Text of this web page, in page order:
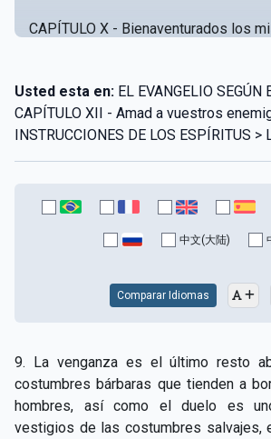
CAPÍTULO X - Bienaventurados los
CAPÍTULO XII - Amad a vuestros
CAPÍTULO XIII - No sepa tu izquierda
derecha
CAPÍTULO XIV - Honra a tu padre y a
CAPÍTULO XV - Sin caridad no hay
CAPÍTULO XVIII - Muchos son los
los escogidos
CAPÍTULO XIX - La fe transporta las
Usted esta en: EL EVANGELIO
CAPÍTULO XII - Amad a vuestros
INSTRUCCIONES DE LOS ESPÍRITUS >
中文(大陆)
Comparar Idiomas
9. La venganza es el último resto
costumbres bárbaras que tienden a
hombres, así como el duelo es
vestigios de las costumbres salvajes,